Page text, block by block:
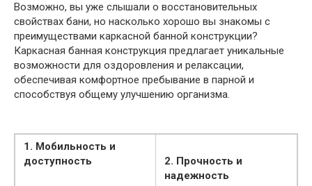
Возможно, вы уже слышали о восстановительных
свойствах бани, но насколько хорошо вы знакомы с
преимуществами каркасной банной конструкции?
Каркасная банная конструкция предлагает уникальные
возможности для оздоровления и релаксации,
обеспечивая комфортное пребывание в парной и
способствуя общему улучшению организма.
1. Мобильность и
доступность
2. Прочность и
надежность